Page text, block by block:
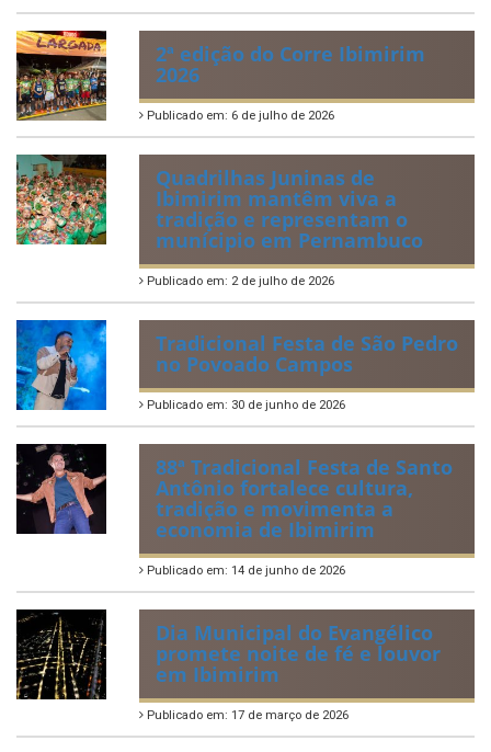
2ª edição do Corre Ibimirim
2026
Publicado em: 6 de julho de 2026
Quadrilhas Juninas de
Ibimirim mantêm viva a
tradição e representam o
munícipio em Pernambuco
Publicado em: 2 de julho de 2026
Tradicional Festa de São Pedro
no Povoado Campos
Publicado em: 30 de junho de 2026
88ª Tradicional Festa de Santo
Antônio fortalece cultura,
tradição e movimenta a
economia de Ibimirim
Publicado em: 14 de junho de 2026
Dia Municipal do Evangélico
promete noite de fé e louvor
em Ibimirim
Publicado em: 17 de março de 2026